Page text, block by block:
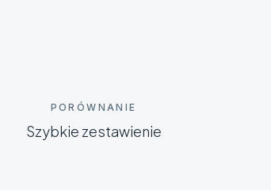
PORÓWNANIE
Szybkie zestawienie